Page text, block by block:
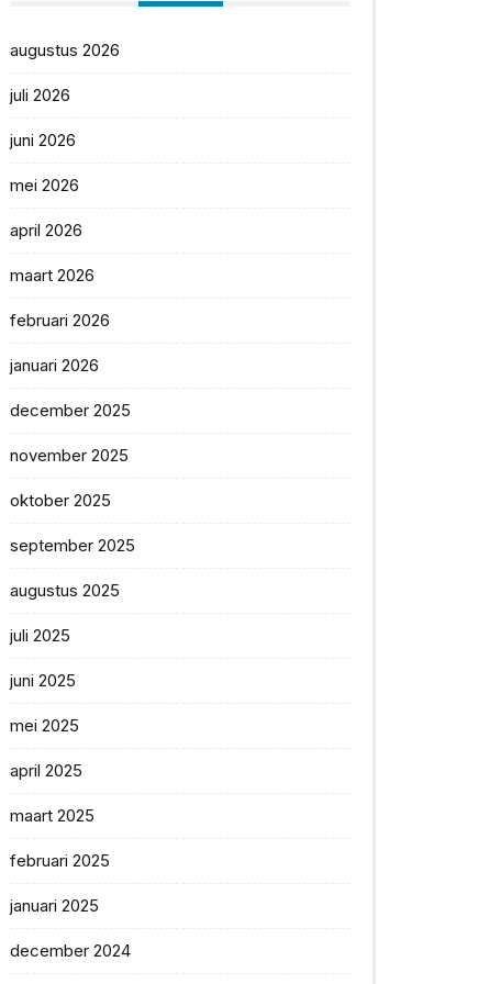
augustus 2026
juli 2026
juni 2026
mei 2026
april 2026
maart 2026
februari 2026
januari 2026
december 2025
november 2025
oktober 2025
september 2025
augustus 2025
juli 2025
juni 2025
mei 2025
april 2025
maart 2025
februari 2025
januari 2025
december 2024